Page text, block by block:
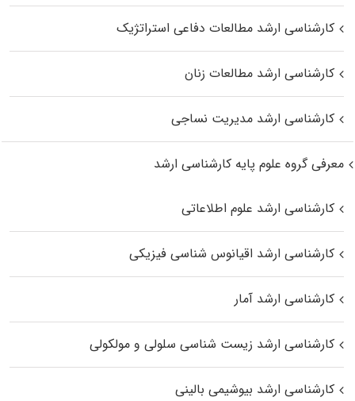
کارشناسی ارشد مطالعات دفاعی استراتژیک
کارشناسی ارشد مطالعات زنان
کارشناسی ارشد مدیریت نساجی
معرفی گروه علوم پایه کارشناسی ارشد
کارشناسی ارشد علوم اطلاعاتی
کارشناسی ارشد اقیانوس‌ شناسی فیزیکی
کارشناسی ارشد آمار
کارشناسی ارشد زیست شناسی سلولی و مولکولی
کارشناسی ارشد بیوشیمی بالینی